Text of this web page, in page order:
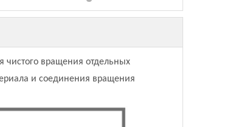
чистого вращения отдельных
и соединения вращения